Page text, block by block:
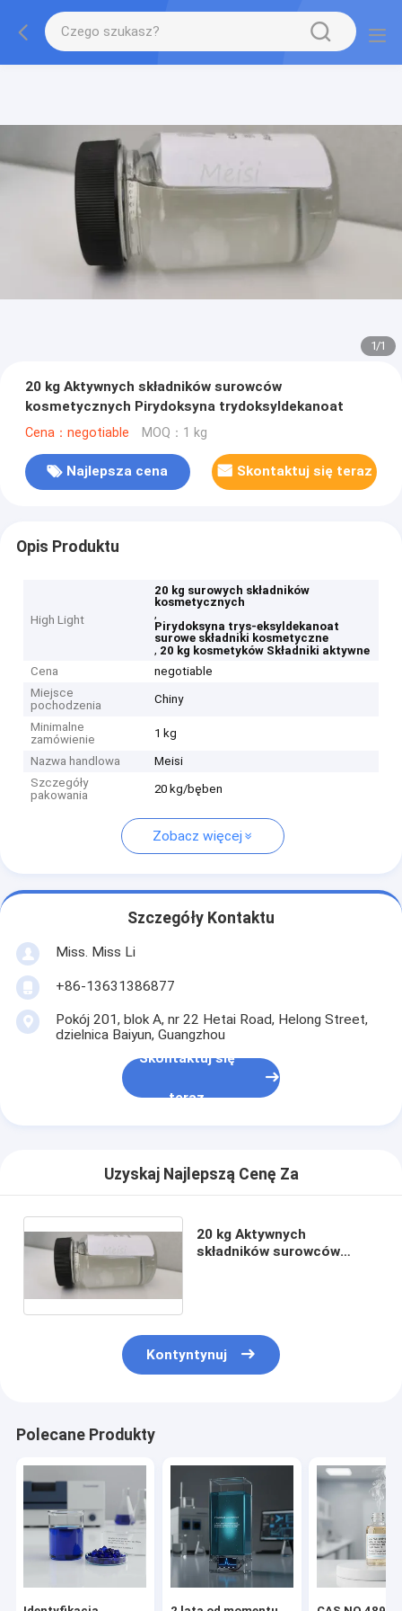
1/1
20 kg Aktywnych składników surowców
kosmetycznych Pirydoksyna trydoksyldekanoat
Cena：negotiable MOQ：1 kg
Najlepsza cena Skontaktuj się teraz
Opis Produktu
High Light
20 kg surowych składników
kosmetycznych
,
Pirydoksyna trys-eksyldekanoat
surowe składniki kosmetyczne
, 20 kg kosmetyków Składniki aktywne
Cena
negotiable
Miejsce
pochodzenia
Chiny
Minimalne
zamówienie
1 kg
Nazwa handlowa
Meisi
Szczegóły
pakowania
20 kg/bęben
Zobacz więcej
Szczegóły Kontaktu
Miss. Miss Li
+86-13631386877
Pokój 201, blok A, nr 22 Hetai Road, Helong Street,
dzielnica Baiyun, Guangzhou
Skontaktuj się
teraz
Uzyskaj Najlepszą Cenę Za
20 kg Aktywnych
składników surowców
Kontyntynuj
Polecane Produkty